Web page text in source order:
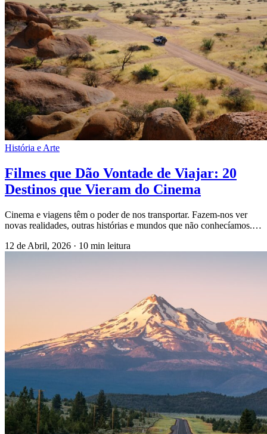
História e Arte
Filmes que Dão Vontade de Viajar: 20
Destinos que Vieram do Cinema
Cinema e viagens têm o poder de nos transportar. Fazem-nos ver
novas realidades, outras histórias e mundos que não conhecíamos.…
12 de Abril, 2026 · 10 min leitura